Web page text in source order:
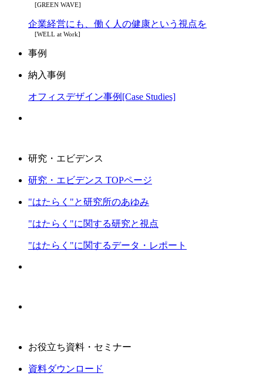
[GREEN WAVE]
企業経営にも、働く人の健康という視点を
[WELL at Work]
事例
納入事例
オフィスデザイン事例[Case Studies]
研究・エビデンス
研究・エビデンス TOPページ
"はたらく"と研究所のあゆみ
"はたらく"に関する研究と視点
"はたらく"に関するデータ・レポート
お役立ち資料・セミナー
資料ダウンロード